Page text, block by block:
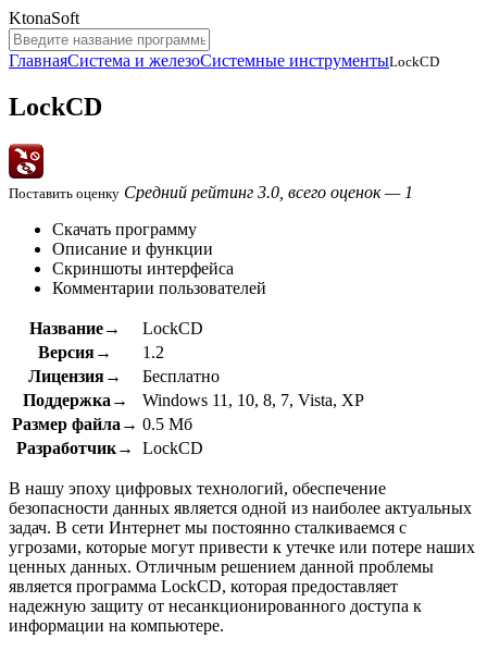
KtonaSoft
ГлавнаяСистема и железоСистемные инструментыLockCD
LockCD
Поставить оценку Средний рейтинг 3.0, всего оценок — 1
Скачать программу
Описание и функции
Скриншоты интерфейса
Комментарии пользователей
Название→
LockCD
Версия→
1.2
Лицензия→
Бесплатно
Поддержка→
Windows 11, 10, 8, 7, Vista, XP
Размер файла→ 0.5 Мб
Разработчик→
LockCD
В нашу эпоху цифровых технологий, обеспечение
безопасности данных является одной из наиболее актуальных
задач. В сети Интернет мы постоянно сталкиваемся с
угрозами, которые могут привести к утечке или потере наших
ценных данных. Отличным решением данной проблемы
является программа LockCD, которая предоставляет
надежную защиту от несанкционированного доступа к
информации на компьютере.